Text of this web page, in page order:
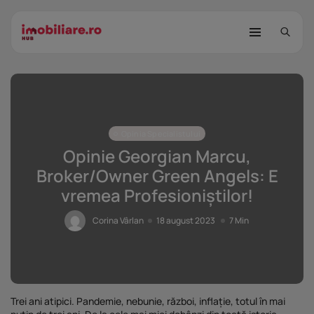
STUDIU Imobiliare.ro: Câtă încredere
mai...
25 noiembrie 2025 8 Min
25 noiembrie 2025 9 Min
Opinie Georgian Marcu,
Broker/Owner Green Angels: E
vremea Profesioniștilor!
Corina Vârlan 18 august 2023 7 Min
Trei ani atipici. Pandemie, nebunie, război, inflație, totul în mai